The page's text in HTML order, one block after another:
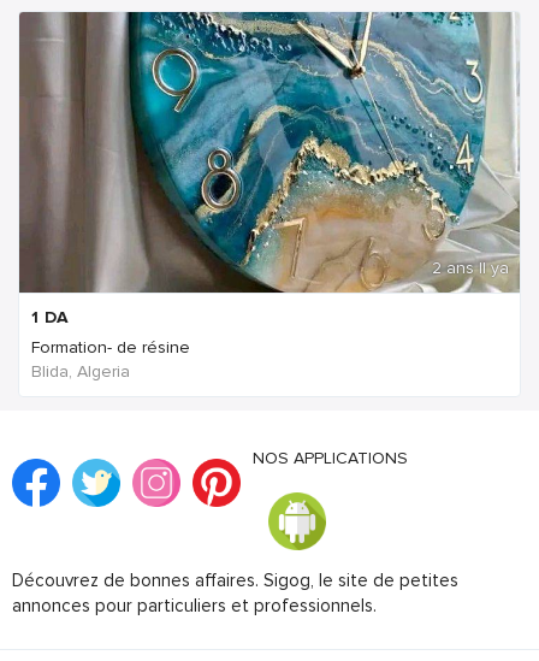
2 ans Il ya
1 DA
Formation- de résine
Blida, Algeria
NOS APPLICATIONS
Découvrez de bonnes affaires. Sigog, le site de petites
annonces pour particuliers et professionnels.